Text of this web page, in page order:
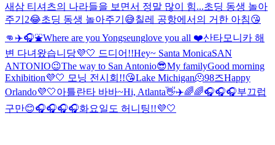
새삼 티셔츠의 나라들을 보면서 정말 많이 힘...초딩 동생 놀아
주기2😂초딩 동생 놀아주기😅칠레 공항에서의 거한 아침😘
👊 ✈️🎧⛲️Where are you Yongseunglove you all ❤️산타모니카 해
변 다녀왔습니당💜🤍 드디어!!Hey~ Santa MonicaSAN
ANTONIO😉The way to San Antonio😎My familyGood morning
Exhibition💜🤍 모닝 전시회!!😘Lake Michigan🫠98즈Happy
Orlando💜🤍아틀란타 바바~Hi, Atlanta👋✈️🌈🌈🎧🎧🎧부끄럽
구만😊🎧🎧🎧🎧화요일도 허니팅!!💜🤍